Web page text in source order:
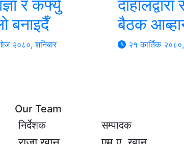
र कर्फ्यु
बनाइदैँ
२०८०, शनिबार
बैठक
२१ कार्तिक
Our Team
निर्देशक
सम्पादक